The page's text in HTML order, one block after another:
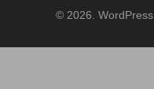
© 2026.